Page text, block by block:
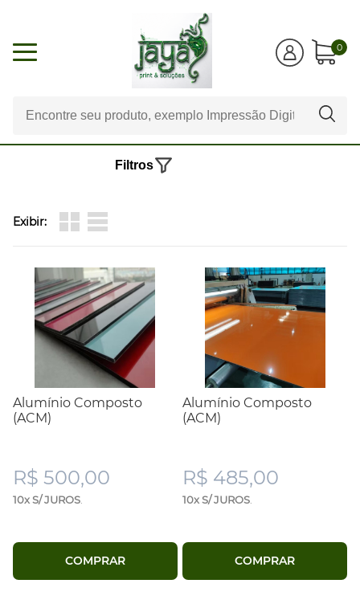
0
Exibir:
Filtros
Alumínio Composto
(ACM)
R$ 500,00
10x S/ JUROS
COMPRAR
Alumínio Composto
(ACM)
R$ 485,00
10x S/ JUROS
COMPRAR